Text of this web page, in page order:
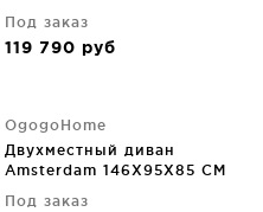
Под заказ
119 790 руб
OgogoHome
Двухместный диван
Amsterdam 146X95X85 CM
Под заказ